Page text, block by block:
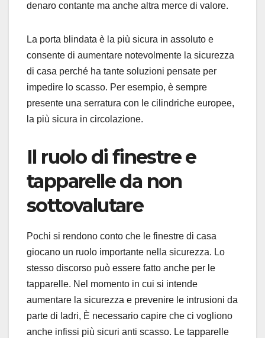
denaro contante ma anche altra merce di valore.
La porta blindata è la più sicura in assoluto e
consente di aumentare notevolmente la sicurezza
di casa perché ha tante soluzioni pensate per
impedire lo scasso. Per esempio, è sempre
presente una serratura con le cilindriche europee,
la più sicura in circolazione.
Il ruolo di finestre e
tapparelle da non
sottovalutare
Pochi si rendono conto che le finestre di casa
giocano un ruolo importante nella sicurezza. Lo
stesso discorso può essere fatto anche per le
tapparelle. Nel momento in cui si intende
aumentare la sicurezza e prevenire le intrusioni da
parte di ladri, È necessario capire che ci vogliono
anche infissi più sicuri anti scasso. Le tapparelle